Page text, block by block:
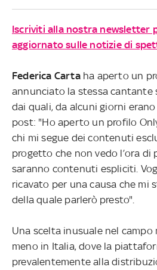
Iscriviti alla nostra newsletter
aggiornato sulle notizie di
Federica Cartaha aperto un
annunciato la stessa cantante
dai quali, da alcuni giorni
post: "Ho aperto un profilo
chi mi segue dei contenuti
progetto che non vedo l’ora di
saranno contenuti espliciti.
ricavato per una causa che mi
della quale parlerò presto".
Una scelta inusuale nel campo
meno in Italia, dove la
prevalentemente alla